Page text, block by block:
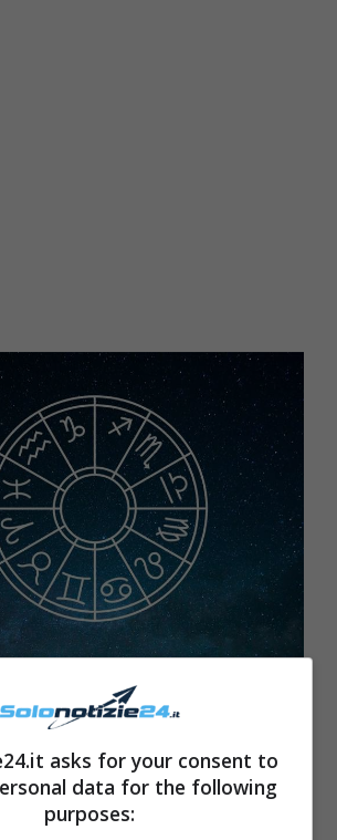
mai detto, dal
le persone nate sotto questo
asks for your consent to
data for the following
purposes: